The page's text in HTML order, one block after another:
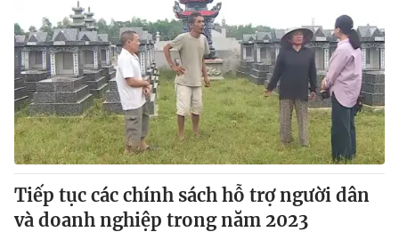
Tiếp tục các chính sách hỗ trợ người dân
và doanh nghiệp trong năm 2023